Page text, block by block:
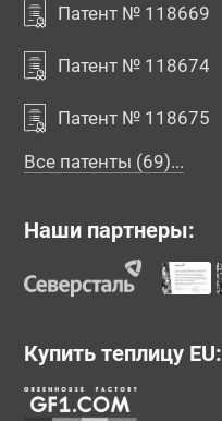
Патент № 118669
Патент № 118674
Патент № 118675
Все патенты (69)...
Наши партнеры:
Купить теплицу EU: